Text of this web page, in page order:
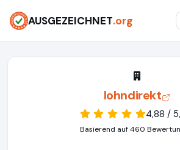
AUSGEZEICHNET.org
lohndirekt
4,88 /
Basierend auf 460